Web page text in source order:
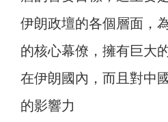
伊朗政壇的各個層面，
的核心幕僚，擁有巨大
在伊朗國內，而且對中
的影響力